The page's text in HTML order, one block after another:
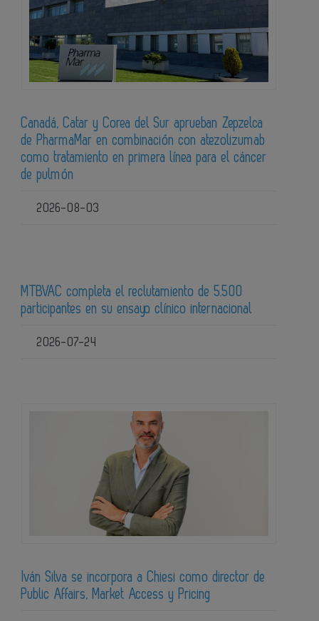
Canadá, Catar y Corea del Sur aprueban Zepzelca
de PharmaMar en combinación con atezolizumab
como tratamiento en primera línea para el cáncer
de pulmón
2026-08-03
MTBVAC completa el reclutamiento de 5.500
participantes en su ensayo clínico internacional
2026-07-24
Iván Silva se incorpora a Chiesi como director de
Public Affairs, Market Access y Pricing